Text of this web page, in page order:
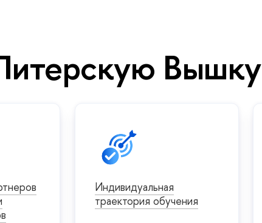
Вышку
Индивидуальная
траектория обучения